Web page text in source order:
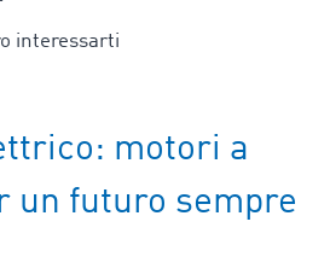
interessarti
motori a
un futuro sempre